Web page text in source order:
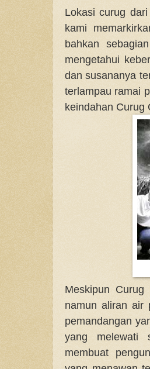
Lokasi curug
kami
bahkan
mengetahui
dan susananya
terlampau ramai
keindahan Curug
Meskipun
namun aliran air
pemandangan
yang melewati
membuat